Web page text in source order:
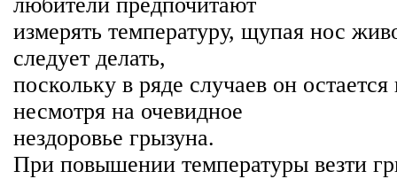
измерять температуру, щупая нос
следует делать,
поскольку в ряде случаев он
несмотря на очевидное
нездоровье грызуна.
При повышении температуры везти